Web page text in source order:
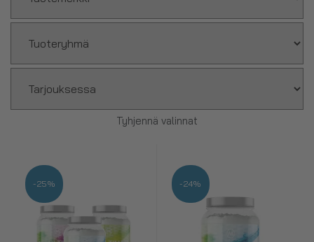
Tyhjennä valinnat
-25% -24%